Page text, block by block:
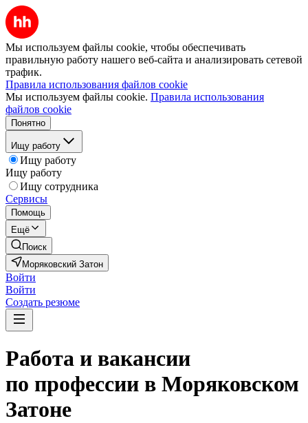
Мы используем файлы cookie, чтобы обеспечивать
правильную работу нашего веб-сайта и анализировать сетевой
трафик.
Правила использования файлов cookie
Мы используем файлы cookie. Правила использования
файлов cookie
Понятно
Ищу работу
Ищу работу
Ищу работу
Ищу сотрудника
Сервисы
Помощь
Ещё
Поиск
Моряковский Затон
Войти
Войти
Создать резюме
Работа и вакансии
по профессии в Моряковском
Затоне